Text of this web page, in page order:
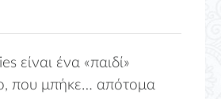
είναι ένα «παιδί»
που μπήκε… απότομα